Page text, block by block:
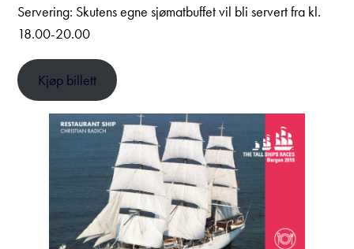
Servering: Skutens egne sjømatbuffet vil bli servert fra kl.
18.00-20.00
Kjøp billett